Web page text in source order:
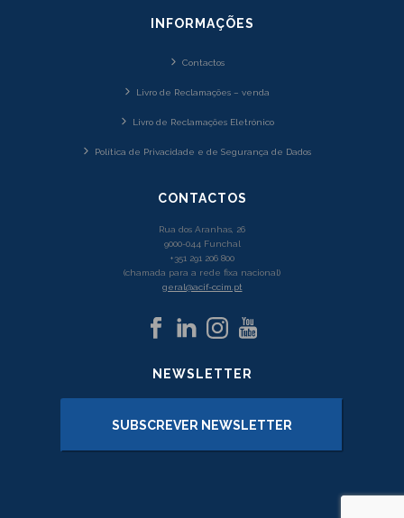
INFORMAÇÕES
Contactos
Livro de Reclamações – venda
Livro de Reclamações Eletrónico
Política de Privacidade e de Segurança de Dados
CONTACTOS
Rua dos Aranhas, 26
9000-044 Funchal
+351 291 206 800
(chamada para a rede fixa nacional)
geral@acif-ccim.pt
NEWSLETTER
SUBSCREVER NEWSLETTER